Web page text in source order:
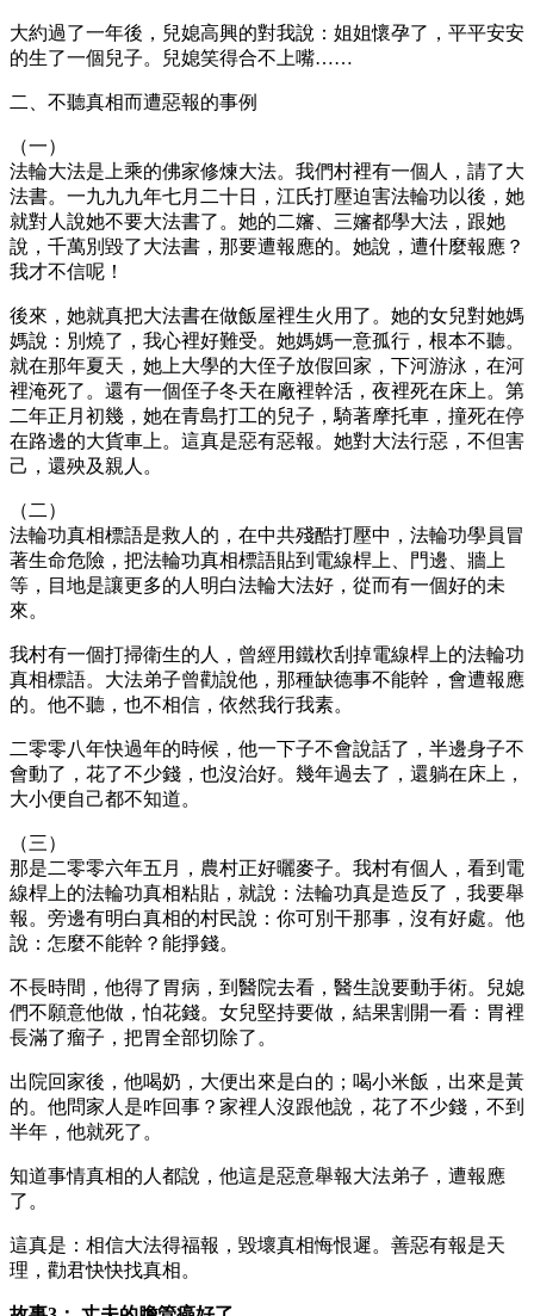
大約過了一年後，兒媳高興的對我說：姐姐懷孕了，平平安安
的生了一個兒子。兒媳笑得合不上嘴……
二、不聽真相而遭惡報的事例
（一）
法輪大法是上乘的佛家修煉大法。我們村裡有一個人，請了大
法書。一九九九年七月二十日，江氏打壓迫害法輪功以後，她
就對人說她不要大法書了。她的二嬸、三嬸都學大法，跟她
說，千萬別毀了大法書，那要遭報應的。她說，遭什麼報應？
我才不信呢！
後來，她就真把大法書在做飯屋裡生火用了。她的女兒對她媽
媽說：別燒了，我心裡好難受。她媽媽一意孤行，根本不聽。
就在那年夏天，她上大學的大侄子放假回家，下河游泳，在河
裡淹死了。還有一個侄子冬天在廠裡幹活，夜裡死在床上。第
二年正月初幾，她在青島打工的兒子，騎著摩托車，撞死在停
在路邊的大貨車上。這真是惡有惡報。她對大法行惡，不但害
己，還殃及親人。
（二）
法輪功真相標語是救人的，在中共殘酷打壓中，法輪功學員冒
著生命危險，把法輪功真相標語貼到電線桿上、門邊、牆上
等，目地是讓更多的人明白法輪大法好，從而有一個好的未
來。
我村有一個打掃衛生的人，曾經用鐵杴刮掉電線桿上的法輪功
真相標語。大法弟子曾勸說他，那種缺德事不能幹，會遭報應
的。他不聽，也不相信，依然我行我素。
二零零八年快過年的時候，他一下子不會說話了，半邊身子不
會動了，花了不少錢，也沒治好。幾年過去了，還躺在床上，
大小便自己都不知道。
（三）
那是二零零六年五月，農村正好曬麥子。我村有個人，看到電
線桿上的法輪功真相粘貼，就說：法輪功真是造反了，我要舉
報。旁邊有明白真相的村民說：你可別干那事，沒有好處。他
說：怎麼不能幹？能掙錢。
不長時間，他得了胃病，到醫院去看，醫生說要動手術。兒媳
們不願意他做，怕花錢。女兒堅持要做，結果割開一看：胃裡
長滿了瘤子，把胃全部切除了。
出院回家後，他喝奶，大便出來是白的；喝小米飯，出來是黃
的。他問家人是咋回事？家裡人沒跟他說，花了不少錢，不到
半年，他就死了。
知道事情真相的人都說，他這是惡意舉報大法弟子，遭報應
了。
這真是：相信大法得福報，毀壞真相悔恨遲。善惡有報是天
理，勸君快快找真相。